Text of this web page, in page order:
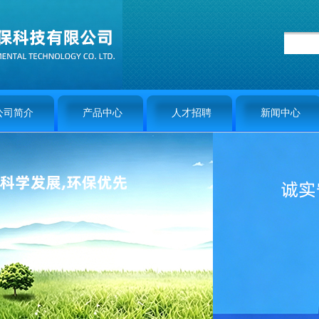
司简介 产品中心 人才招聘 新闻中心